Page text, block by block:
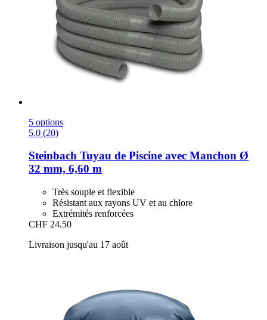
5 options
5.0 (20)
Steinbach Tuyau de Piscine avec Manchon Ø
32 mm, 6,60 m
Très souple et flexible
Résistant aux rayons UV et au chlore
Extrémités renforcées
CHF 24.50
Livraison jusqu'au 17 août